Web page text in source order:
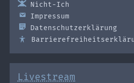
Nicht-Ich
Impressum
Datenschutzerklärung
Livestream